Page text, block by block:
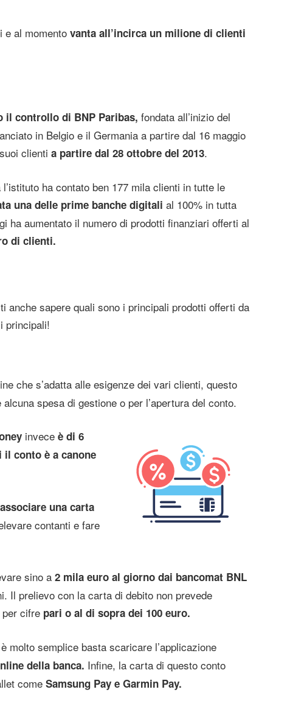
e al momento vanta all’incirca un milione di clienti
il controllo di BNP Paribas, fondata all’inizio del
in Belgio e il Germania a partire dal 16 maggio
clienti a partire dal 28 ottobre del 2013.
ha contato ben 177 mila clienti in tutte le
una delle prime banche digitali al 100% in tutta
ha aumentato il numero di prodotti finanziari offerti al
di clienti.
anche sapere quali sono i principali prodotti offerti da
principali!
che s’adatta alle esigenze dei vari clienti, questo
spesa di gestione o per l’apertura del conto.
invece è di 6
il conto è a canone
associare una carta
contanti e fare
sino a 2 mila euro al giorno dai bancomat BNL
Il prelievo con la carta di debito non prevede
cifre pari o al di sopra dei 100 euro.
molto semplice basta scaricare l’applicazione
della banca. Infine, la carta di questo conto
come Samsung Pay e Garmin Pay.